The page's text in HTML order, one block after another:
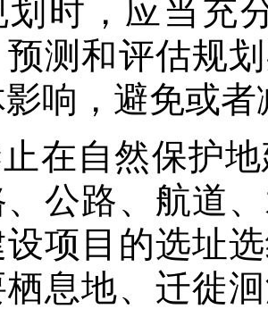
划时，应当充
测和评估规
响，避免或
在自然保护
公路、航道
设项目的选址
栖息地、迁徙